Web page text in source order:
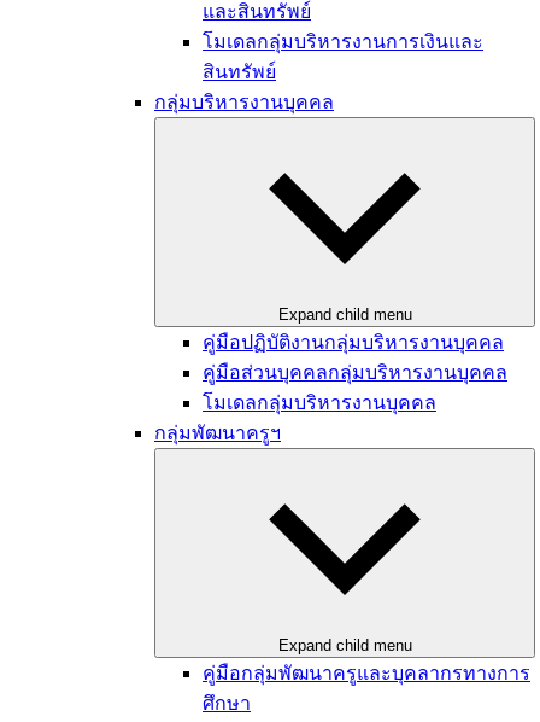
และสินทรัพย์
โมเดลกลุ่มบริหารงานการเงินและ
สินทรัพย์
กลุ่มบริหารงานบุคคล
Expand child menu
คู่มือปฏิบัติงานกลุ่มบริหารงานบุคคล
คู่มือส่วนบุคคลกลุ่มบริหารงานบุคคล
โมเดลกลุ่มบริหารงานบุคคล
กลุ่มพัฒนาครูฯ
Expand child menu
คู่มือกลุ่มพัฒนาครูและบุคลากรทางการ
ศึกษา